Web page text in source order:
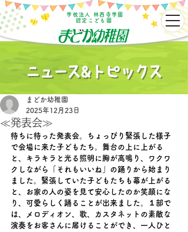
学校法人 林西寺学園
認定こども園
≪発表会≫
まどか幼稚園
2025年12月23日
待ちに待った発表会。ちょっぴり緊張した様子
で会場に来た子どもたち。舞台の上に上がる
と、キラキラと光る照明に胸が高鳴り、ワクワ
クしながら「それもいいね」の踊りから始まり
ました。緊張していた子どもたちも幕が上がる
と、お家の人の姿を見て安心したのか笑顔にな
り、可愛らしく踊ることが出来ました。１部で
は、メロディオン、歌、カスタネットの素敵な
演奏をお客さんに届けることができ、一人ひと